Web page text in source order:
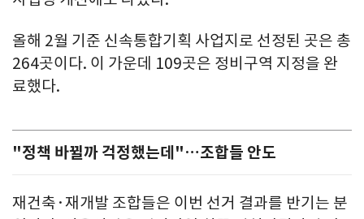
올해 2월 기준 신속통합기획 사업지로 선정된 곳은 총
264곳이다. 이 가운데 109곳은 정비구역 지정을 완
료했다.
"정책 바뀔까 걱정했는데"…조합들 안도
재건축·재개발 조합들은 이번 선거 결과를 반기는 분